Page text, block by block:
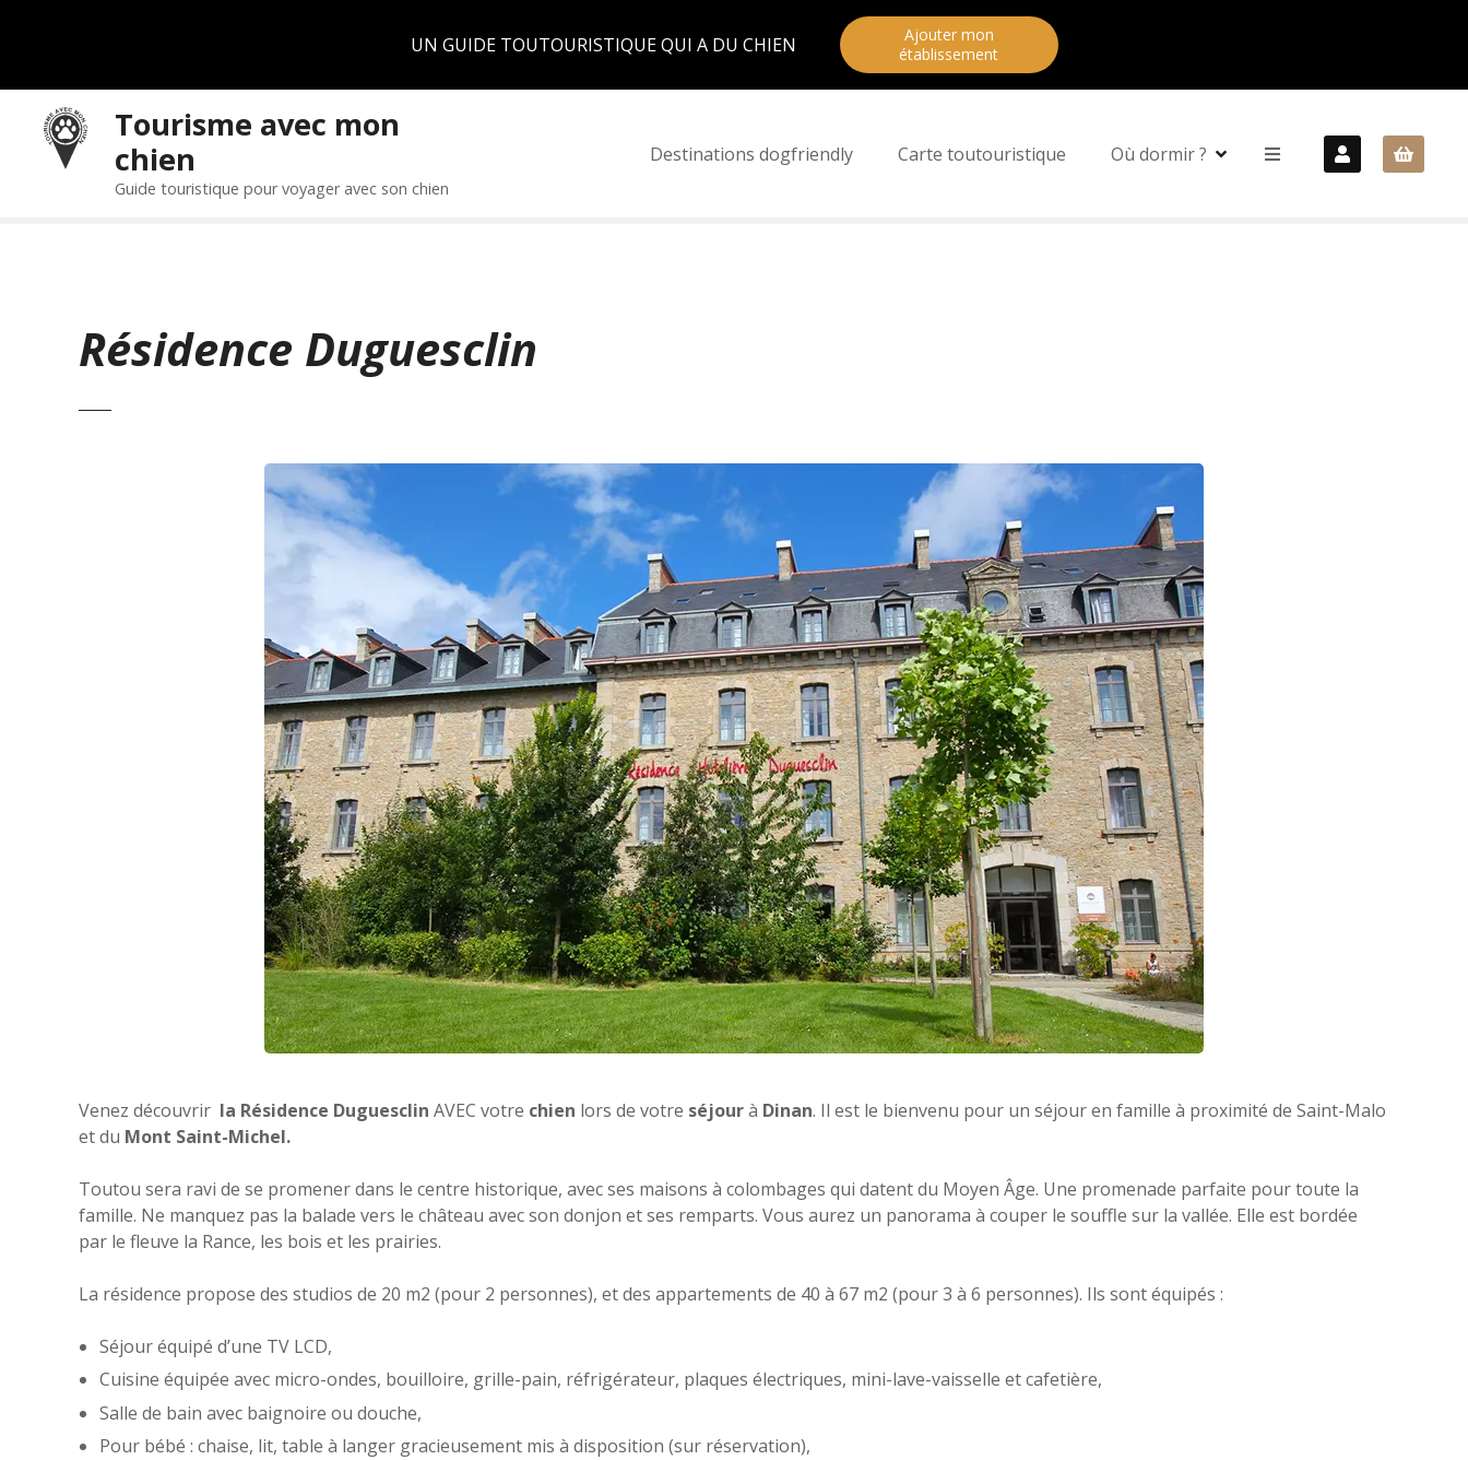
UN GUIDE TOUTOURISTIQUE QUI A DU CHIEN
Ajouter mon
établissement
Tourisme avec mon
chien
Guide touristique pour voyager avec son chien
Destinations dogfriendly Carte toutouristique Où dormir ?
Résidence Duguesclin
Venez découvrir la Résidence Duguesclin AVEC votre chien lors de votre séjourà Dinan. Il est le bienvenu pour un séjour en famille à proximité de Saint-Malo
et du Mont Saint-Michel.
Toutou sera ravi de se promener dans le centre historique, avec ses maisons à colombages qui datent du Moyen Âge. Une promenade parfaite pour toute la
famille. Ne manquez pas la balade vers le château avec son donjon et ses remparts. Vous aurez un panorama à couper le souffle sur la vallée. Elle est bordée
par le fleuve la Rance, les bois et les prairies.
La résidence propose des studios de 20 m2 (pour 2 personnes), et des appartements de 40 à 67 m2 (pour 3 à 6 personnes). Ils sont équipés :
Séjour équipé d’une TV LCD,
Cuisine équipée avec micro-ondes, bouilloire, grille-pain, réfrigérateur, plaques électriques, mini-lave-vaisselle et cafetière,
Salle de bain avec baignoire ou douche,
Pour bébé : chaise, lit, table à langer gracieusement mis à disposition (sur réservation),